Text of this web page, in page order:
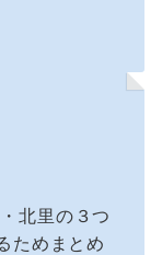
北里の３つ
ためまとめ